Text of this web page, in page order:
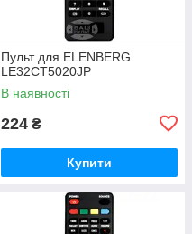
Пульт для ELENBERG
LE32CT5020JP
В наявності
224 ₴
Купити